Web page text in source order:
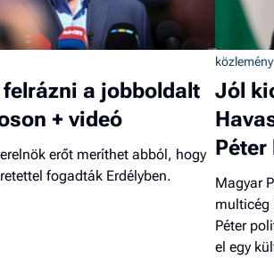
felrázni a jobboldalt
+ videó
erőt meríthet abból, hogy
fogadták Erdélyben.
közlemény
Jól
Magyar
multicég
Péter
el egy